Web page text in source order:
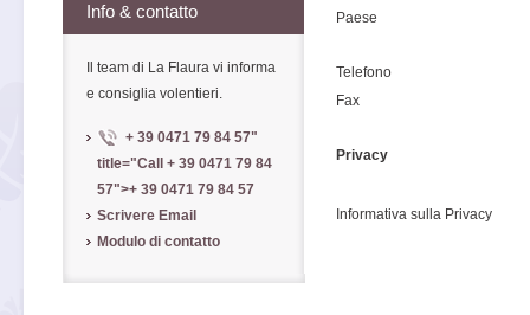
Paese
Telefono
Fax
Privacy
Informativa sulla Privacy
Info & contatto
Il team di La Flaura vi informa
e consiglia volentieri.
+ 39 0471 79 84 57"
title="Call + 39 0471 79 84
57">+ 39 0471 79 84 57
Scrivere Email
Modulo di contatto